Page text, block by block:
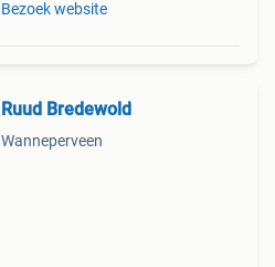
Bezoek website
Ruud Bredewold
Wanneperveen